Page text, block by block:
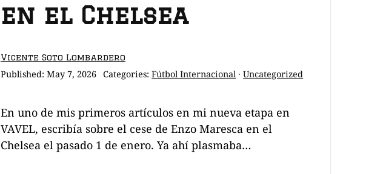
en el Chelsea
Vicente Soto Lombardero
Published: May 7, 2026 Categories:Fútbol Internacional·Uncategorized
En uno de mis primeros artículos en mi nueva etapa en
VAVEL, escribía sobre el cese de Enzo Maresca en el
Chelsea el pasado 1 de enero. Ya ahí plasmaba…